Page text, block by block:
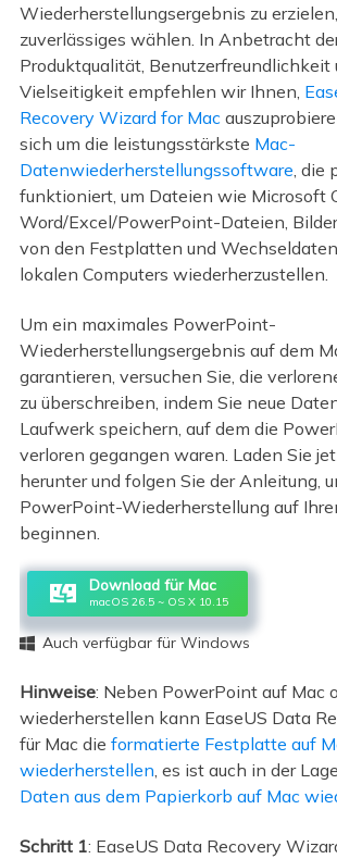
Wiederherstellungsergebnis zu
zuverlässiges wählen. In Anbetracht
Produktqualität, Benutzerfreundlichkeit
Vielseitigkeit empfehlen wir Ihnen,
Recovery Wizard for Mac
sich um die leistungsstärkste Mac-
Datenwiederherstellungssoftware , die
funktioniert, um Dateien wie Microsoft
Word/Excel/PowerPoint-Dateien,
von den Festplatten und
lokalen Computers wiederherzustellen.
Um ein maximales PowerPoint-
Wiederherstellungsergebnis auf dem
garantieren, versuchen Sie, die
zu überschreiben, indem Sie neue
Laufwerk speichern, auf dem die
verloren gegangen waren. Laden Sie
herunter und folgen Sie der Anleitung,
PowerPoint-Wiederherstellung auf
beginnen.
Download für Mac
macOS 26.5 ~ OS X 10.15
 Auch verfügbar für Windows
Hinweise: Neben PowerPoint auf Mac
wiederherstellen kann EaseUS Data
für Mac die formatierte Festplatte auf
wiederherstellen , es ist auch in der Lage,
Daten aus dem Papierkorb auf Mac
Schritt 1: EaseUS Data Recovery